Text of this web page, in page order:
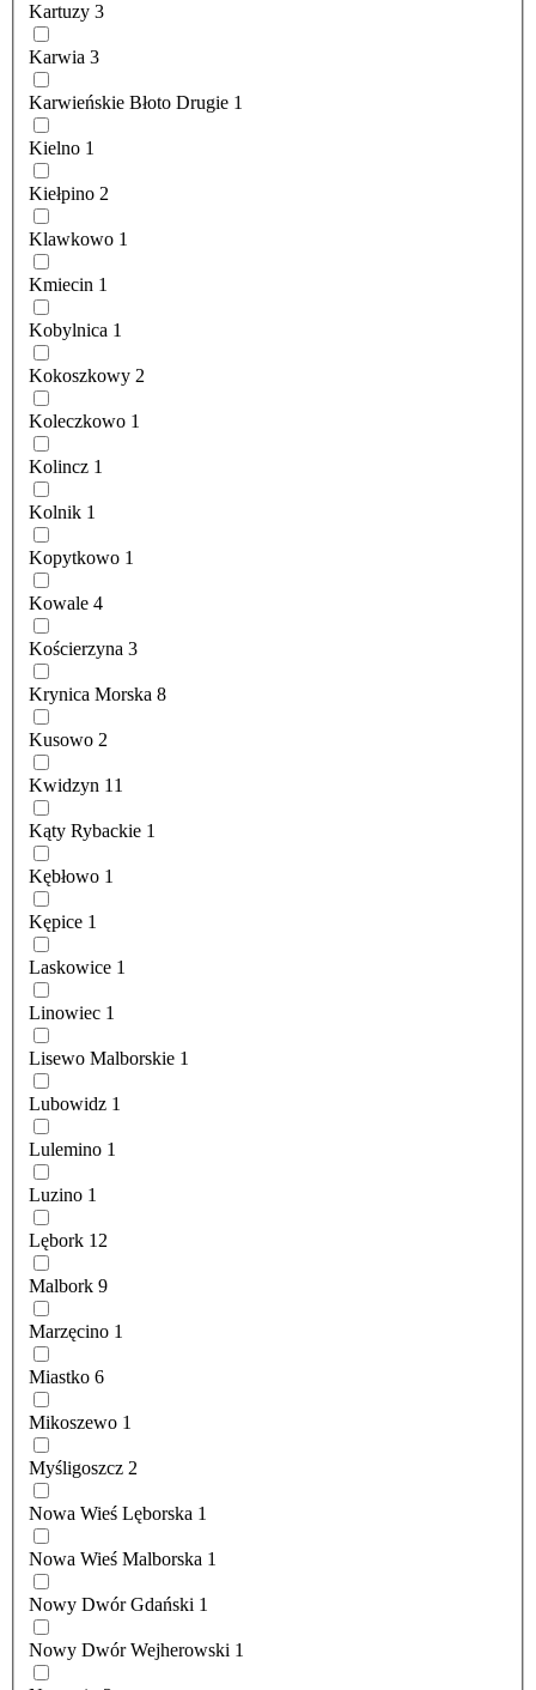
Kartuzy 3
Karwia 3
Karwieńskie Błoto Drugie 1
Kielno 1
Kiełpino 2
Klawkowo 1
Kmiecin 1
Kobylnica 1
Kokoszkowy 2
Koleczkowo 1
Kolincz 1
Kolnik 1
Kopytkowo 1
Kowale 4
Kościerzyna 3
Krynica Morska 8
Kusowo 2
Kwidzyn 11
Kąty Rybackie 1
Kębłowo 1
Kępice 1
Laskowice 1
Linowiec 1
Lisewo Malborskie 1
Lubowidz 1
Lulemino 1
Luzino 1
Lębork 12
Malbork 9
Marzęcino 1
Miastko 6
Mikoszewo 1
Myśligoszcz 2
Nowa Wieś Lęborska 1
Nowa Wieś Malborska 1
Nowy Dwór Gdański 1
Nowy Dwór Wejherowski 1